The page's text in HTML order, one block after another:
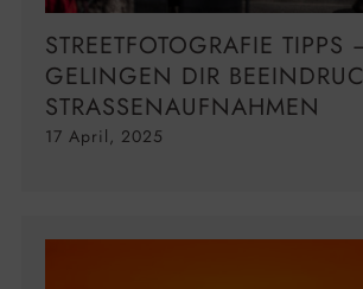
STREETFOTOGRAFIE TIPPS
GELINGEN DIR
STRASSENAUFNAHMEN
17 April, 2025